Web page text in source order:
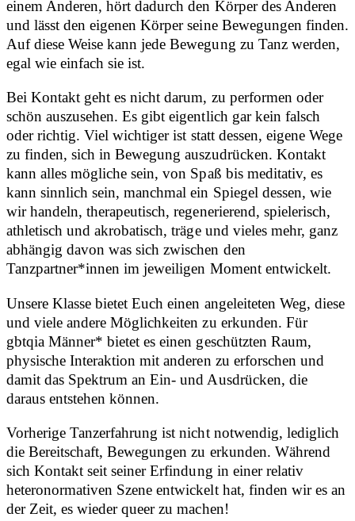
einem Anderen, hört dadurch den Körper des Anderen
und lässt den eigenen Körper seine Bewegungen finden.
Auf diese Weise kann jede Bewegung zu Tanz werden,
egal wie einfach sie ist.
Bei Kontakt geht es nicht darum, zu performen oder
schön auszusehen. Es gibt eigentlich gar kein falsch
oder richtig. Viel wichtiger ist statt dessen, eigene Wege
zu finden, sich in Bewegung auszudrücken. Kontakt
kann alles mögliche sein, von Spaß bis meditativ, es
kann sinnlich sein, manchmal ein Spiegel dessen, wie
wir handeln, therapeutisch, regenerierend, spielerisch,
athletisch und akrobatisch, träge und vieles mehr, ganz
abhängig davon was sich zwischen den
Tanzpartner*innen im jeweiligen Moment entwickelt.
Unsere Klasse bietet Euch einen angeleiteten Weg, diese
und viele andere Möglichkeiten zu erkunden. Für
gbtqia Männer* bietet es einen geschützten Raum,
physische Interaktion mit anderen zu erforschen und
damit das Spektrum an Ein- und Ausdrücken, die
daraus entstehen können.
Vorherige Tanzerfahrung ist nicht notwendig, lediglich
die Bereitschaft, Bewegungen zu erkunden. Während
sich Kontakt seit seiner Erfindung in einer relativ
heteronormativen Szene entwickelt hat, finden wir es an
der Zeit, es wieder queer zu machen!